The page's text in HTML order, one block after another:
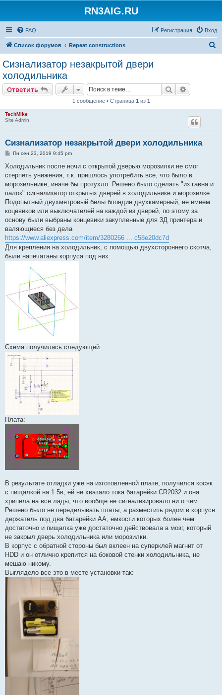
RN3AIG.RU
FAQ Вход
Регистрация
Список форумов Repeat constructions
Сизнализатор незакрытой двери
холодильника
Ответить Поиск
1 сообщение • Страница 1 из 1
TechMike
Site Admin
Сизнализатор незакрытой двери холодильника
С
о
щ
е
н
и
е
Пн сен 23, 2019 9:45 pm
Холодильник после ночи с открытой дверью морозилки не смог
стерпеть унижения, т.к. пришлось употребить все, что было в
морозильнике, иначе бы протухло. Решено было сделать "из гавна и
палок" сигнализатор открытых дверей в холодильнике и морозилке.
Подопытный двухметровый белы блондин двухкамерный, не имеем
коцевиков или выключателей на каждой из дверей, по этому за
основу были выбраны концевики закупленные для 3Д принтера и
валяющиеся без дела
https://www.aliexpress.com/item/3280266 ... c58e20dc7d
Для крепления на холодильник, с помощью двухстороннего скотча,
были напечатаны корпуса под них:
Схема получилась следующей:
Плата:
В результате отладки уже на изготовленной плате, получился косяк
с пищалкой на 1.5в, ей не хватало тока батарейки CR2032 и она
хрипела на все лады, что вообще не сигнализировало ни о чем.
Решено было не переделывать платы, а разместить рядом в корпусе
держатель под два батарейки AA, емкости которых более чем
достаточно и пищалка уже достаточно действовала а мозг, который
не закрыл дверь холодильника или морозилки.
В корпус с обратной стороны был вклеен на суперклей магнит от
HDD и он отлично крепится на боковой стенки холодильника, не
мешаю никому.
Выглядело все это в месте установки так: